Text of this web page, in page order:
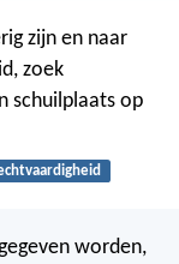
zijn en naar
zoek
schuilplaats op
worden,